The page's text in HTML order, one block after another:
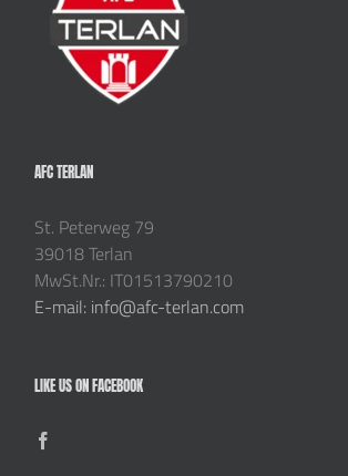
AFC TERLAN
St. Peterweg 79
39018 Terlan
MwSt.Nr.: IT01513790210
E-mail: info@afc-terlan.com
LIKE US ON FACEBOOK